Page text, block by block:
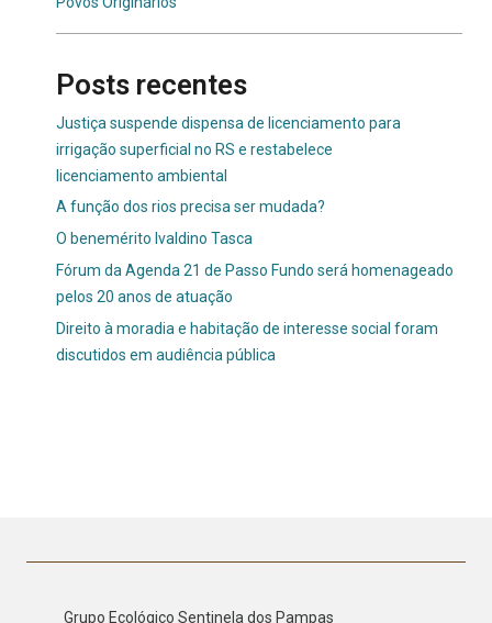
Posts recentes
Justiça suspende dispensa de licenciamento para
irrigação superficial no RS e restabelece
licenciamento ambiental
A função dos rios precisa ser mudada?
O benemérito Ivaldino Tasca
Fórum da Agenda 21 de Passo Fundo será homenageado
pelos 20 anos de atuação
Direito à moradia e habitação de interesse social foram
discutidos em audiência pública
Grupo Ecológico Sentinela dos Pampas